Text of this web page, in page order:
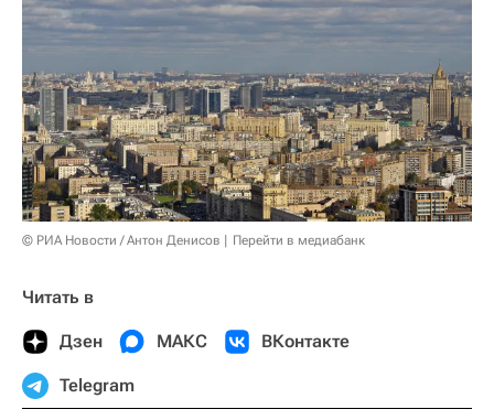
© РИА Новости / Антон Денисов Перейти в медиабанк
Читать в
Дзен МАКС ВКонтакте
Telegram